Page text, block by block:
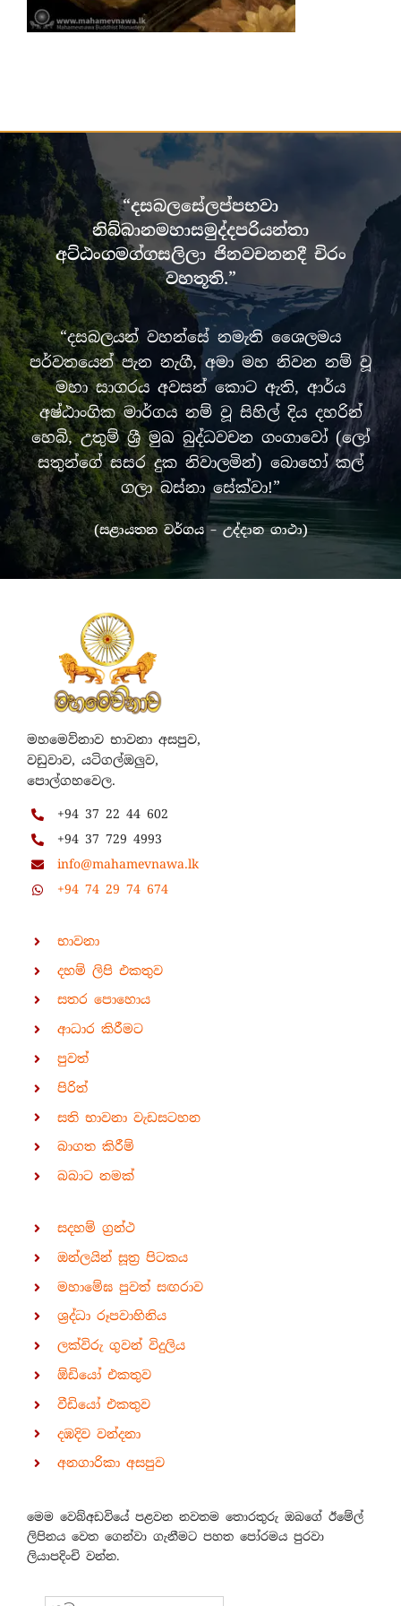
“දසබලසේලප්පභවා
නිබ්බානමහාසමුද්දපරියන්තා
අට්ඨංගමග්ගසලිලා ජිනවචනනදී චිරං
වහතූති.”
“දසබලයන් වහන්සේ නමැති ශෛලමය
පර්වතයෙන් පැන නැගී, අමා මහ නිවන නම් වූ
මහා සාගරය අවසන් කොට ඇති, ආර්ය
අෂ්ඨාංගික මාර්ගය නම් වූ සිහිල් දිය දහරින්
හෙබි, උතුම් ශ්‍රී මුඛ බුද්ධවචන ගංගාවෝ (ලෝ
සතුන්ගේ සසර දුක නිවාලමින්) බොහෝ කල්
ගලා බස්නා සේක්වා!”
(සළායතන වර්ගය – උද්දාන ගාථා)
මහමෙව්නාව භාවනා අසපුව,
වඩුවාව, යටිගල්ඔලුව,
පොල්ගහවෙල.
+94 37 22 44 602
+94 37 729 4993
info@mahamevnawa.lk
+94 74 29 74 674
භාවනා
දහම් ලිපි එකතුව
සතර පොහොය
ආධාර කිරීමට
පුවත්
පිරිත්
සති භාවනා වැඩසටහන
බාගත කිරීම්
බබාට නමක්
සදහම් ග්‍රන්ථ
ඔන්ලයින් සූත්‍ර පිටකය
මහාමේඝ පුවත් සඟරාව
ශ්‍රද්ධා රූපවාහිනිය
ලක්විරු ගුවන් විදුලිය
ඕඩියෝ එකතුව
වීඩියෝ එකතුව
දඹදිව වන්දනා
අනගාරිකා අසපුව
මෙම වෙබ්අඩවියේ පළවන නවතම තොරතුරු ඔබගේ ඊමේල්
ලිපිනය වෙත ගෙන්වා ගැනීමට පහත පෝරමය පුරවා
ලියාපදිංචි වන්න.